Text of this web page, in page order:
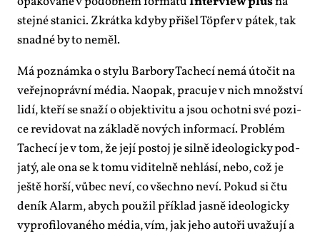
stej­né sta­ni­ci. Zkrát­ka kdy­by při­šel Tö­p­fer v pá­tek, tak
snad­né by to ne­měl.
Má po­znám­ka o sty­lu Bar­bo­ry Ta­che­cí ne­má úto­čit na
ve­řej­no­práv­ní mé­dia. Na­o­pak, pra­cu­je v nich množ­ství
li­dí, kte­ří se sna­ží o ob­jek­ti­vi­tu a jsou ochot­ni své po­zi­
ce re­vi­do­vat na zá­kla­dě no­vých in­for­ma­cí. Pro­blém
Ta­che­cí je v tom, že je­jí po­stoj je sil­ně ide­o­lo­gic­ky pod­
ja­tý, ale ona se k to­mu vi­di­tel­ně ne­hlá­sí, ne­bo, což je
ješ­tě hor­ší, vů­bec ne­ví, co všech­no ne­ví. Po­kud si čtu
de­ník Alarm, abych po­u­žil pří­klad jas­ně ide­o­lo­gic­ky
vy­pro­fi­lo­va­né­ho mé­dia, vím, jak je­ho au­to­ři uva­žu­jí a